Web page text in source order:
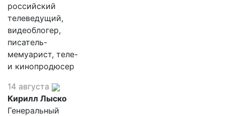
российский
телеведущий,
видеоблогер,
писатель-
мемуарист, теле-
и кинопродюсер
14 августа
Кирилл Лыско
Генеральный